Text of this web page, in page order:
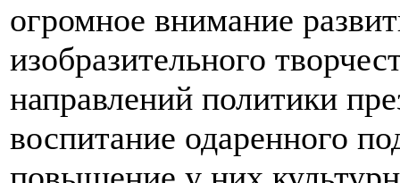
огромное внимание
изобразительного
направлений политики
воспитание одаренного